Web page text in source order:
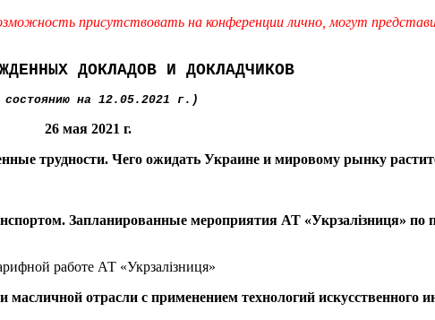
присутствовать на конференции лично, могут
ДОКЛАДОВ И ДОКЛАДЧИКОВ
состоянию на 12.05.2021 г.)
26 мая 2021 г.
трудности. Чего ожидать Украине и мировому рынку
Запланированные мероприятия АТ «Укрзалізниця»
работе АТ «Укрзалізниця»
отрасли с применением технологий искусственного